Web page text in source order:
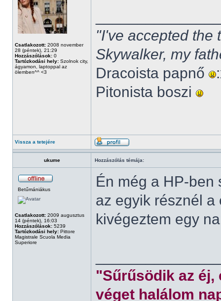
Csatlakozott: 2008 november
28 (péntek), 21:29
Hozzászólások: 0
Tartózkodási hely: Szolnok city,
ágyamon, laptoppal az
ölemben^^ <3
"I've accepted the
Skywalker, my
Dracoista papnő
Pitonista boszi
Vissza a tetejére
ukume Hozzászólás témája:
Betűmániákus
Csatlakozott: 2009 augusztus
14 (péntek), 16:03
Hozzászólások: 5239
Tartózkodási hely: Pittore
Magistrale Scuola Media
Superiore
Én még a HP-ben
az egyik résznél
kivégeztem egy
"Sűrűsödik az éj,
véget halálom